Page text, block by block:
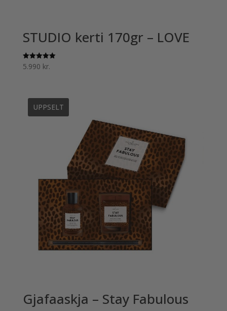
STUDIO kerti 170gr – LOVE
Einkunn
5.00
5.990 kr.
Gjafaaskja – Stay Fabulous